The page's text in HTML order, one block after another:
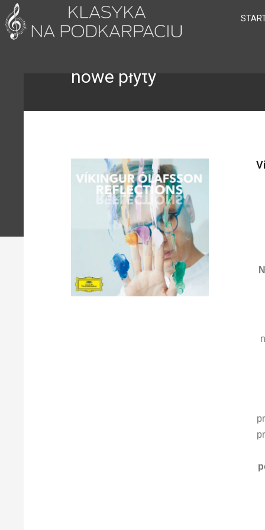
nowe płyty